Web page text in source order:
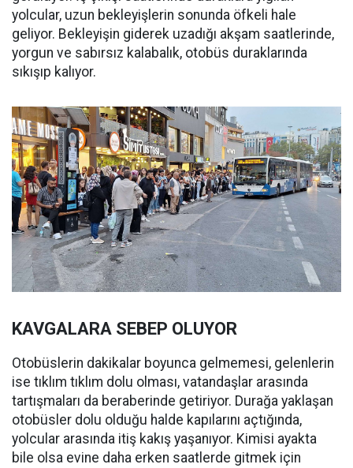
yolcular, uzun bekleyişlerin sonunda öfkeli hale
geliyor. Bekleyişin giderek uzadığı akşam saatlerinde,
yorgun ve sabırsız kalabalık, otobüs duraklarında
sıkışıp kalıyor.
KAVGALARA SEBEP OLUYOR
Otobüslerin dakikalar boyunca gelmemesi, gelenlerin
ise tıklım tıklım dolu olması, vatandaşlar arasında
tartışmaları da beraberinde getiriyor. Durağa yaklaşan
otobüsler dolu olduğu halde kapılarını açtığında,
yolcular arasında itiş kakış yaşanıyor. Kimisi ayakta
bile olsa evine daha erken saatlerde gitmek için